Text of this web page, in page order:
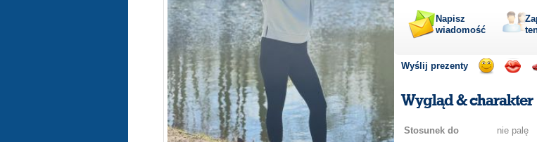
Napisz
wiadomość
Wyślij prezenty
uśmiech
Wygląd & charakter
Stosunek do
nie palę